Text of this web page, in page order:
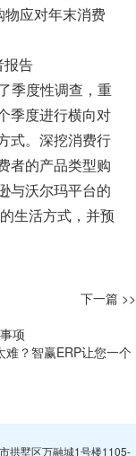
物应对年末消费
报告
季度性调查，重
季度进行横向对
式。深挖消费行
者的产品类型购
与沃尔玛平台的
生活方式，并预
下一篇 >>
项
难？智赢ERP让您一个
拱墅区万融城1号楼1105-